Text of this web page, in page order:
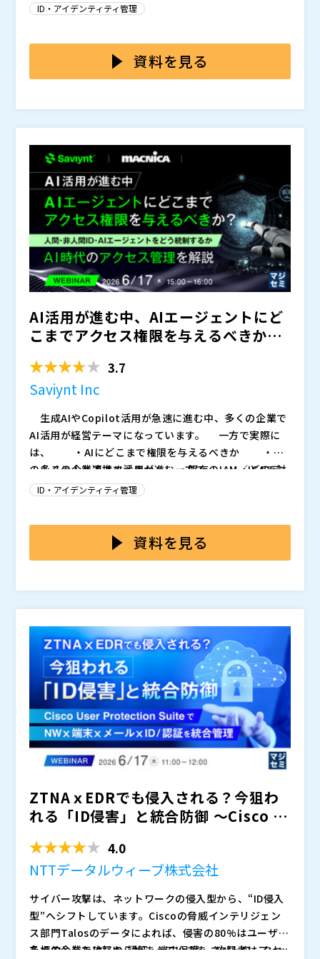
す。
そのうえで、「IDガバナンス管理ソリューション」によ
管理・可視化する実践ポイントを紹介します。
「なぜIDaaSを入れても、権限管理は楽にならないの
か」という問いに対し、認証基盤の整備にとどまらず、
・IDaaS導入後も、権限管理や申請承認の運用負荷に課
了に伴う権限変更を手作業で対応している方 ・権限の
見直しのたびに、Excelで確認や証跡整理を行っている
方 ・人事情報、認証基盤、各システムの権限データが
分断されている方 ・認証管理だけでなく、IDガバナン
ス全体を見直したい方
株式会社日立ソリューションズ・クリエイト（
エクスジェン・ネットワークス株式会社（
ドーモ株式会社（）
マジセミ株式会社（）
※共催、協賛、協力、講演企業は将来的に追加、削除さ
れる可能性があります。
階から、へと変わり始めています。 特に近年では、S
人化する ・管理者運用による例外権限が増え続ける
・「誰がどこまでアクセスできるか」を説明できない
トラストの考え方が広がる中で、求められているのは単
なる認証強化ではなく、です。 そのため今、多くの
企業が「自社の監査・ガバナンス要件に対して、IDaa
S・IDM・IGAのどこまで必要なのか」という再整理を
迫られています。
ント連携といった利便性と基本的なアクセス制御は実現
更をどこまで自動化するのか ・申請・承認・棚卸を
どう統制するのか ・SaaSとオンプレを横断して可視
少なくありません。 さらに問題なのは、ID管理がシ
ステム単位で分断されることで、状態が発生しやすいこ
とです。 その結果、
といった状態に陥り
やすくなります。 そして今、多くの企業が、単なる
認証基盤ではなく、という課題に直面しています。
と違いを整理しながら、なぜ今IGAが求められているの
かを、監査・統制・業務運用の観点から解説します。
なぜ棚卸が属人化するのか ・なぜ異動時の権限管理
で現場運用が止まるのか といった、ID管理が形骸化
しやすい構造を整理しながら、IGA選定時に確認すべき
観点を紹介します。 また、単なる機能比較ではな
く、アクセス権再認定、リコンシレイション、職務分
掌、異動時の権限留保など、 についても触れていきま
す。
分断されている ・IDaaSを導入済みだが、監査・棚卸・
権限統制まで対応できていない ・異動・退職時の権限
剥奪漏れや、既得権の放置に不安がある ・監査対応の
たびに、権限棚卸や証跡整理が属人的になっている ・
過剰権限や職務分掌（SoD）違反を継続的に管理したい
・IDaaS／IDM／IGAの違いや、どこまで必要なのか整
理したい
ID管理は、単なるアカウント管理ではなく、が求めら
れる時代に入っています。 本セミナーでは、IDaaS・
IDM・IGAそれぞれの役割や違いを整理しながら、自社
に必要な統制レベルをどう見極めるべきかを解説しま
す。 「監査対応が毎回つらい」「ID管理が運用で破
綻し始めている」「IGAが本当に必要なのか、どのレベ
ルまで求められているのか判断したい」と感じている方
は、ぜひご参加ください。
株式会社インテリジェントウェイブ（）
マジセミ株式会社（）
※共催、協賛、協力、講演企業は将来的に追加、削除さ
れる可能性があります。
ID・アイデンティティ管理
資料を見る
AI活用が進む中、AIエージェントにど
こまでアクセス権限を与えるべきか？
3.7
Saviynt Inc
生成AIやCopilot活用が急速に進む中、多くの企業で
AI活用が経営テーマになっています。 一方で実際に
は、 ・AIにどこまで権限を与えるべきか ・ど
のシステムと連携すべきか ・既存のIAM／IGAで対
応可能なのか といった点が整理できず、AI活用が具
管理 ・アクセス棚卸 ・ガバナンス 自体が十
分に整理されていない状況です。 今後、AIエージェ
PI ・Bot ・AIエージェント などの“非人間I
D”が急増し、従来の「人間中心」のID管理だけでは統
制が難しくなります。 特にAIエージェントは、複数
のシステムやSaaSへ横断的にアクセスする前提になり
つつありますが、 ・誰が登録するのか ・どの
権限を付与するのか ・不要時にどう削除するのか
・誰が責任を持つのか といった運用ルールが未
整備な企業も多いのが現状です。 これから企業に求
められるのは、単にAIを導入することではなく、を
実現することです。
多くの企業ではAI活用が進む一方で、 ・どのデ
ータアクセスを許可すべきか ・AIにどこまで権限
題が整理できず、統制設計が止まり始めています。
さらに、 ・人間ID ・非人間ID ・特権ID
多く、AI時代に向けた統合的なガバナンスが求められて
います。 これは単なる「AIセキュリティ」の話では
なく、AI活用を前提に、アクセス管理やアイデンティテ
ィ管理の考え方そのものを見直すタイミングに入り始め
ているとも言えます。
が来るのか ・AI時代に必要なガバナンスとは何か
・人間／非人間ID／AIをどう統合管理すべきか
ィセキュリティの考え方を解説します。 また、Saviy
ntのアプローチをもとに、 ・AIアイデンティティ
の可視化 ・登録／変更／削除を含めたライフサイ
クル管理 ・リアルタイム制御 ・監査・棚卸対
応 ・IGA／PAMとの連携・役割整理 などを通
じ、という観点から、AI活用と統制を両立するた
めの考え方を整理します。
制の両立を求められている方 ・情報システム部門／セ
キュリティ部門／IT統制・内部統制／DX推進部門／CI
O・IT責任者クラスの方 ・Copilot等のAI活用を検討し
ているが、どこまでデータアクセスを許可すべきか判断
できない方 ・AIエージェントをどこまで信用してよい
のか整理できていない方 ・人間ID／非人間ID／特権ID
／AIエージェントが分断管理され、統制に不安がある方
・既存IAM／IGA／PAMでAI時代に対応できるのか整理
したい方 ・AI活用時の説明責任・監査・アクセス統制
に不安を感じている方
AI時代に問われるのは、「AIを導入したか」ではな
く、です。 そしてその実現には、人間IDだけでな
く、非人間ID・AIエージェントを含めた統合的なアイデ
ンティティ管理が不可欠になります。 本セミナーで
は、AI活用を進めたいが「統制設計の判断」で止まって
いる企業に向けて、AI時代に必要なアクセス統制・ガバ
ナンス・実行時制御の考え方を整理します。 “AI活用
を進めたいが、どこまで許可してよいか分からない”状
態から一歩進み、AI時代に必要な統制設計の方向性を具
Saviynt Inc（）
株式会社マクニカ（）
マジセミ株式会社（）
※共催、協賛、協力、講演企業は将来的に追加、削除さ
れる可能性があります。
ID・アイデンティティ管理
資料を見る
ZTNAｘEDRでも侵入される？今狙わ
れる「ID侵害」と統合防御 ～Cisco U
4.0
NTTデータルウィーブ株式会社
サイバー攻撃は、ネットワークの侵入型から、“ID侵入
型”へシフトしています。Ciscoの脅威インテリジェン
ス部門Talosのデータによれば、侵害の80%はユーザー
を標的とした攻撃から始まっています。攻撃者はフィッ
多くの企業では、ID/認証・端末保護・ネットワークセ